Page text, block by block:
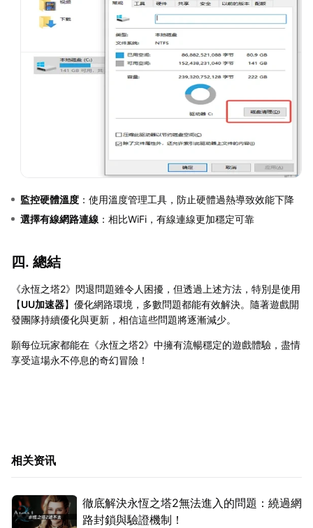
監控硬體溫度 ：使用溫度管理工具，防止硬體過熱導致效能下降
選擇有線網路連線 ：相比WiFi，有線連線更加穩定可靠
四. 總結
《永恆之塔2》閃退問題雖令人困擾，但透過上述方法，特別是使用
【UU加速器】優化網路環境，多數問題都能有效解決。隨著遊戲開
發團隊持續優化與更新，相信這些問題將逐漸減少。
願每位玩家都能在《永恆之塔2》中擁有流暢穩定的遊戲體驗，盡情
享受這場永不停息的奇幻冒險！
相关资讯
徹底解決永恆之塔2無法進入的問題：繞過網
路封鎖與驗證機制！